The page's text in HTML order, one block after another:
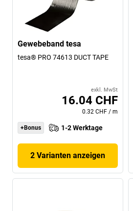
Gewebeband tesa
tesa® PRO 74613 DUCT TAPE
exkl. MwSt
16.04 CHF
0.32 CHF /m
+Bonus 1-2 Werktage
2 Varianten anzeigen